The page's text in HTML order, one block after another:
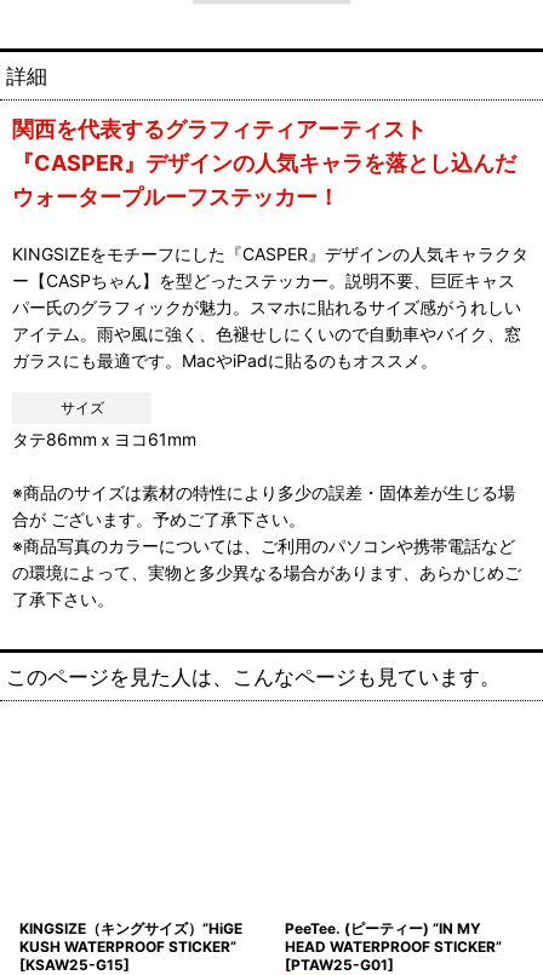
詳細
関西を代表するグラフィティアーティスト
『CASPER』デザインの人気キャラを落とし込んだ
ウォータープルーフステッカー！
KINGSIZEをモチーフにした『CASPER』デザインの人気キャラクタ
ー【CASPちゃん】を型どったステッカー。説明不要、巨匠キャス
パー氏のグラフィックが魅力。スマホに貼れるサイズ感がうれしい
アイテム。雨や風に強く、色褪せしにくいので自動車やバイク、窓
ガラスにも最適です。MacやiPadに貼るのもオススメ。
サイズ
タテ86mmｘヨコ61mm
※商品のサイズは素材の特性により多少の誤差・固体差が生じる場
合が ございます。予めご了承下さい。
※商品写真のカラーについては、ご利用のパソコンや携帯電話など
の環境によって、実物と多少異なる場合があります、あらかじめご
了承下さい。
このページを見た人は、こんなページも見ています。
KINGSIZE（キングサイズ）“HiGE
KUSH WATERPROOF STICKER”
[KSAW25-G15]
PeeTee. (ピーティー) “IN MY
HEAD WATERPROOF STICKER”
[PTAW25-G01]